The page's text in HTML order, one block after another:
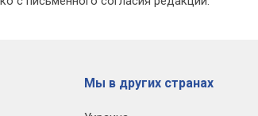
Мы в других странах